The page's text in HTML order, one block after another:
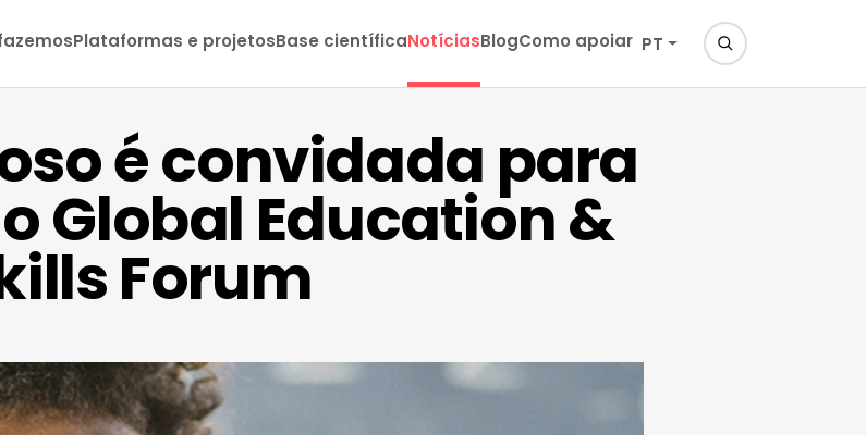
Plataformas e projetosBase científicaNotíciasBlogComo apoiar PT
é convidada para
Global Education &
Forum